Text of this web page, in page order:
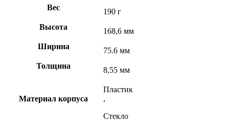
Вес
190 г
Высота
168,6 мм
Ширина
75.6 мм
Толщина
8,55 мм
Материал корпуса
Пластик
,
Стекло